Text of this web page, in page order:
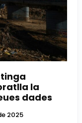
tinga
la
dades
2025